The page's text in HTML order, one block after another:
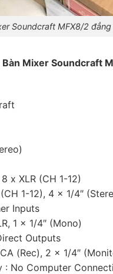
Soundcraft MFX8/2
Mixer Soundcraft
x XLR (CH 1-12)
1-12), 4 x 1/4″
Inputs
1 x 1/4″ (Mono)
Outputs
(Rec), 2 x 1/4″
: No Computer